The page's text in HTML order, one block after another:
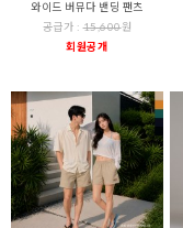
와이드 버뮤다 밴딩 팬츠
공급가 :15,600원
회원공개